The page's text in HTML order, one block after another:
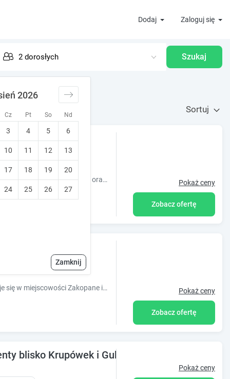
Dodaj Zaloguj się
Cz Pt So Nd
2026
3 4 5 6
10 11 12 13
17 18 19 20
24 25 26 27
Zamknij
Szukaj
Sortuj
dom w centrum
Obiekt VILLA ZAKOPIANA - drewniany dom w centrum oferuje balkon oraz widok na ogród. Do dyspozycji Gości jest również czajnik. Odległość ważny Pokaż ceny
Zobacz ofertę
Obiekt Zakopane Domki Wisienka znajduje się w miejscowości Zakopane i oferuje bezpłatne WiFi, bezpłatny prywatny parking oraz widok na ogród. Pokaż ceny
Zobacz ofertę
blisko Krupówek i Gubałówki, cisza i spokój z
Pokaż ceny